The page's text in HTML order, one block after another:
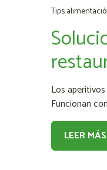
Tips
Los
Funcionan
LEER MÁS